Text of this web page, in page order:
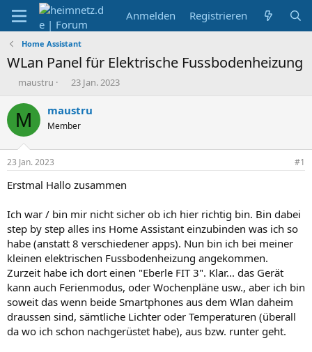
Anmelden Registrieren
Home Assistant
WLan Panel für Elektrische Fussbodenheizung
E
s
t
e
r
maustru
E
s
e
t
a
23 Jan. 2023
M maustru
Member
23 Jan. 2023 #1
Erstmal Hallo zusammen
Ich war / bin mir nicht sicher ob ich hier richtig bin. Bin dabei
step by step alles ins Home Assistant einzubinden was ich so
habe (anstatt 8 verschiedener apps). Nun bin ich bei meiner
kleinen elektrischen Fussbodenheizung angekommen.
Zurzeit habe ich dort einen "Eberle FIT 3". Klar... das Gerät
kann auch Ferienmodus, oder Wochenpläne usw., aber ich bin
soweit das wenn beide Smartphones aus dem Wlan daheim
draussen sind, sämtliche Lichter oder Temperaturen (überall
da wo ich schon nachgerüstet habe), aus bzw. runter geht.